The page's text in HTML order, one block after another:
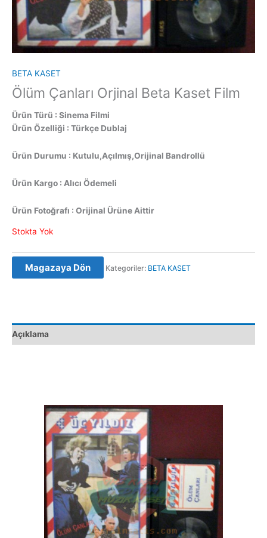
BETA KASET
Ölüm Çanları Orjinal Beta Kaset Film
Ürün Türü : Sinema Filmi
Ürün Özelliği : Türkçe Dublaj
Ürün Durumu : Kutulu,Açılmış,Orijinal Bandrollü
Ürün Kargo : Alıcı Ödemeli
Ürün Fotoğrafı : Orijinal Ürüne Aittir
Stokta Yok
Magazaya Dön Kategoriler: BETA KASET
Açıklama